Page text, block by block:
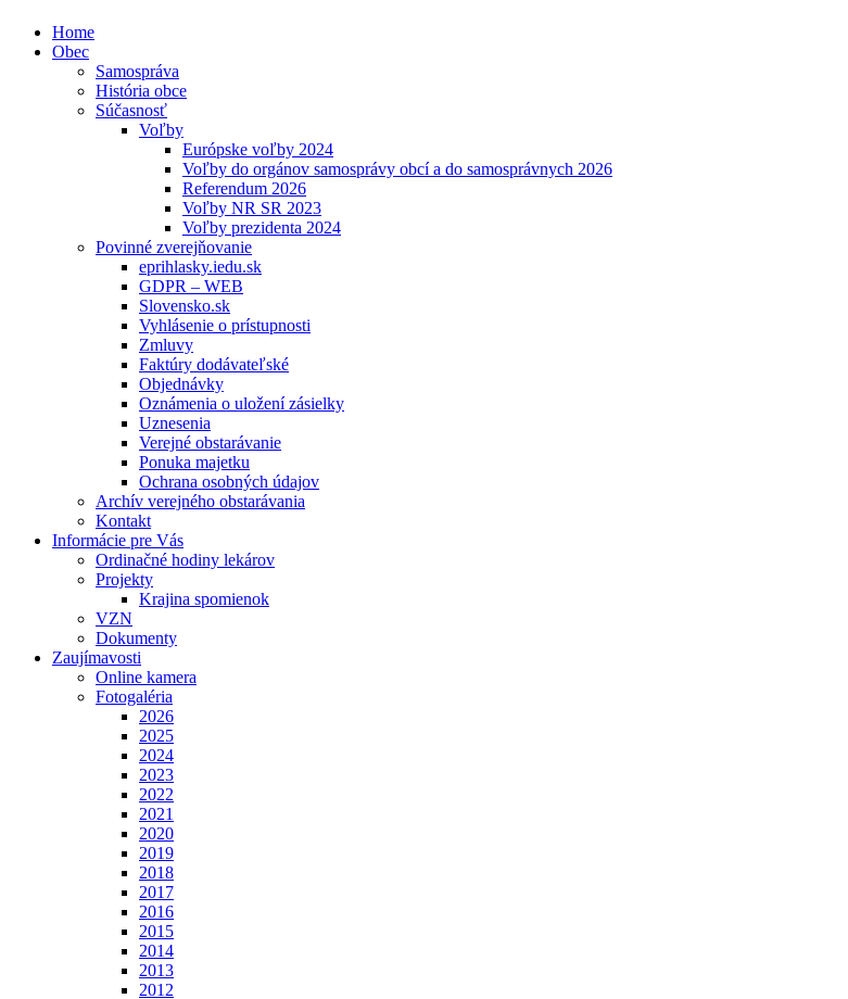
Home
Obec
Samospráva
História obce
Súčasnosť
Voľby
Európske voľby 2024
Voľby do orgánov samosprávy obcí a do samosprávnych 2026
Referendum 2026
Voľby NR SR 2023
Voľby prezidenta 2024
Povinné zverejňovanie
eprihlasky.iedu.sk
GDPR – WEB
Slovensko.sk
Vyhlásenie o prístupnosti
Zmluvy
Faktúry dodávateľské
Objednávky
Oznámenia o uložení zásielky
Uznesenia
Verejné obstarávanie
Ponuka majetku
Ochrana osobných údajov
Archív verejného obstarávania
Kontakt
Informácie pre Vás
Ordinačné hodiny lekárov
Projekty
Krajina spomienok
VZN
Dokumenty
Zaujímavosti
Online kamera
Fotogaléria
2026
2025
2024
2023
2022
2021
2020
2019
2018
2017
2016
2015
2014
2013
2012